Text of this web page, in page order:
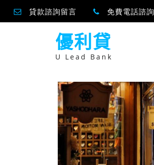
貸款諮詢留言 免費電話諮詢
優利貸
U Lead Bank